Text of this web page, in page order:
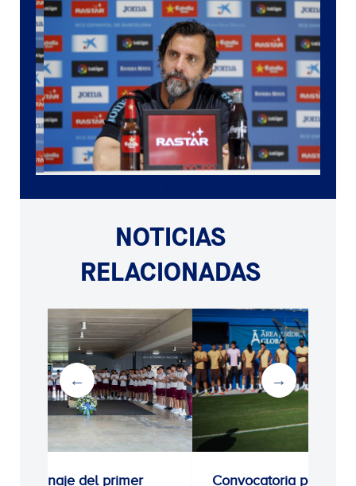
NOTICIAS
RELACIONADAS
Homenaje del primer
Convocatoria para el